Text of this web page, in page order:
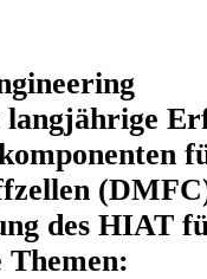
des HIAT